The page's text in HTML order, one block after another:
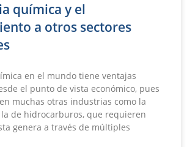
química y el
a otros sectores
en el mundo tiene ventajas
el punto de vista económico, pues
muchas otras industrias como la
de hidrocarburos, que requieren
genera a través de múltiples